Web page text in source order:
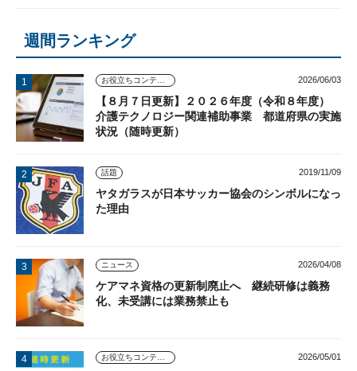
週間ランキング
2026/06/03
【８月７日更新】２０２６年度（令和８年度）
介護テクノロジー関連補助事業 都道府県の実施
状況（随時更新）
話題 2019/11/09
ヤタガラスが日本サッカー協会のシンボルになっ
た理由
ニュース 2026/04/08
ケアマネ資格の更新制廃止へ 継続研修は義務
化、未受講には業務禁止も
2026/05/01